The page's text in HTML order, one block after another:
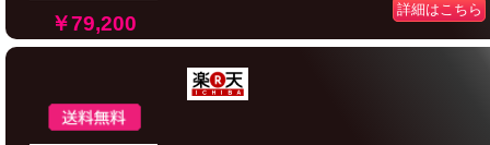
￥79,200
詳細はこちら